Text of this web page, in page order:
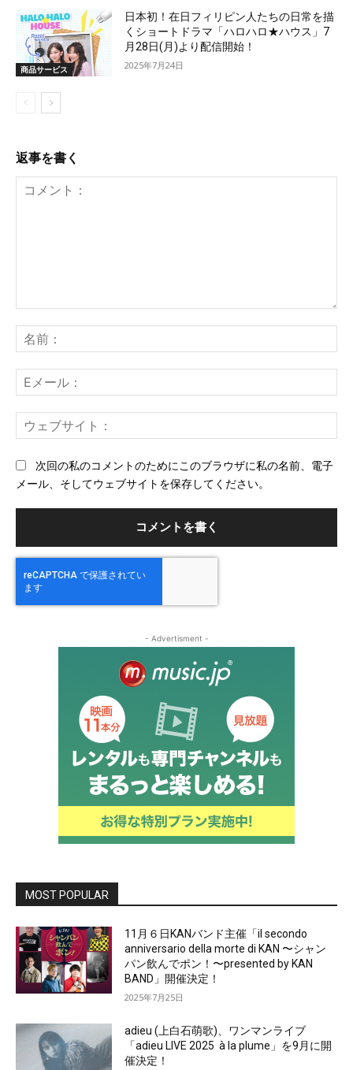
商品サービス
日本初！在日フィリピン人たちの日常を描
くショートドラマ「ハロハロ★ハウス」7
月28日(月)より配信開始！
2025年7月24日
返事を書く
ン
ト：
前
メ
ー
ェ
次回の私のコメントのためにこのブラウザに私の名前、電子
メール、そしてウェブサイトを保存してください。
- Advertisment -
MOST POPULAR
11月６日KANバンド主催「il secondo
anniversario della morte di KAN 〜シャン
パン飲んでポン！〜presented by KAN
BAND」開催決定！
2025年7月25日
adieu (上白石萌歌)、ワンマンライブ
「adieu LIVE 2025 à la plume」を9月に開
催決定！